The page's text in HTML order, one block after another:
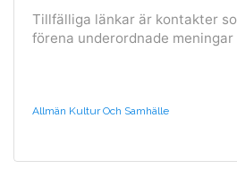
Tillfälliga länkar är kontakter
förena underordnade meningar
Allmän Kultur Och Samhälle